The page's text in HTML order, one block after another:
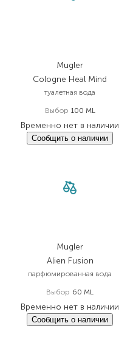
Mugler
Cologne Heal Mind
туалетная вода
Выбор 100 ML
Временно нет в наличии
Сообщить о наличии
Mugler
Alien Fusion
парфюмированная вода
Выбор 60 ML
Временно нет в наличии
Сообщить о наличии